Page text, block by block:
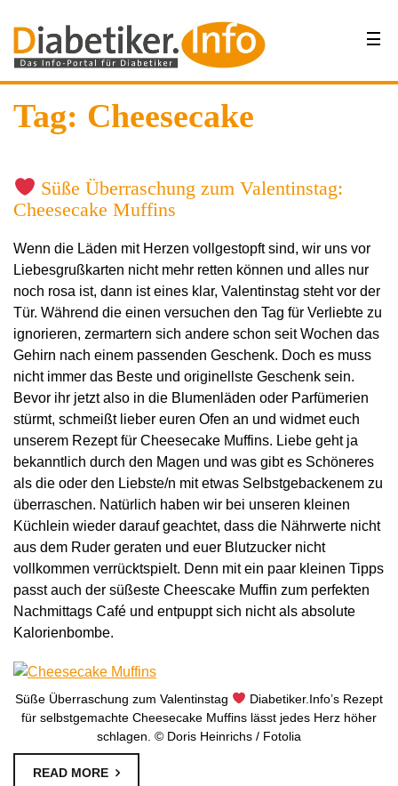
Tag: Cheesecake
Süße Überraschung zum Valentinstag:
Cheesecake Muffins
Wenn die Läden mit Herzen vollgestopft sind, wir uns vor
Liebesgrußkarten nicht mehr retten können und alles nur
noch rosa ist, dann ist eines klar, Valentinstag steht vor der
Tür. Während die einen versuchen den Tag für Verliebte zu
ignorieren, zermartern sich andere schon seit Wochen das
Gehirn nach einem passenden Geschenk. Doch es muss
nicht immer das Beste und originellste Geschenk sein.
Bevor ihr jetzt also in die Blumenläden oder Parfümerien
stürmt, schmeißt lieber euren Ofen an und widmet euch
unserem Rezept für Cheesecake Muffins. Liebe geht ja
bekanntlich durch den Magen und was gibt es Schöneres
als die oder den Liebste/n mit etwas Selbstgebackenem zu
überraschen. Natürlich haben wir bei unseren kleinen
Küchlein wieder darauf geachtet, dass die Nährwerte nicht
aus dem Ruder geraten und euer Blutzucker nicht
vollkommen verrücktspielt. Denn mit ein paar kleinen Tipps
passt auch der süßeste Cheescake Muffin zum perfekten
Nachmittags Café und entpuppt sich nicht als absolute
Kalorienbombe.
Süße Überraschung zum Valentinstag
Diabetiker.Info’s Rezept
für selbstgemachte Cheesecake Muffins lässt jedes Herz höher
schlagen. © Doris Heinrichs / Fotolia
READ MORE